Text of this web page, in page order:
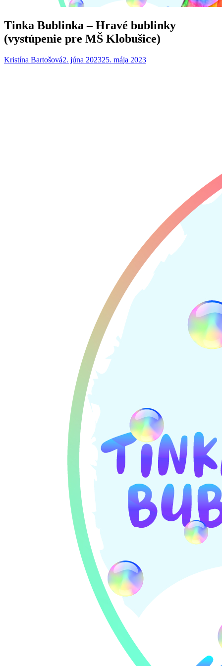
Tinka Bublinka – Hravé bublinky
(vystúpenie pre MŠ Klobušice)
Kristína Bartošová2. júna 202325. mája 2023